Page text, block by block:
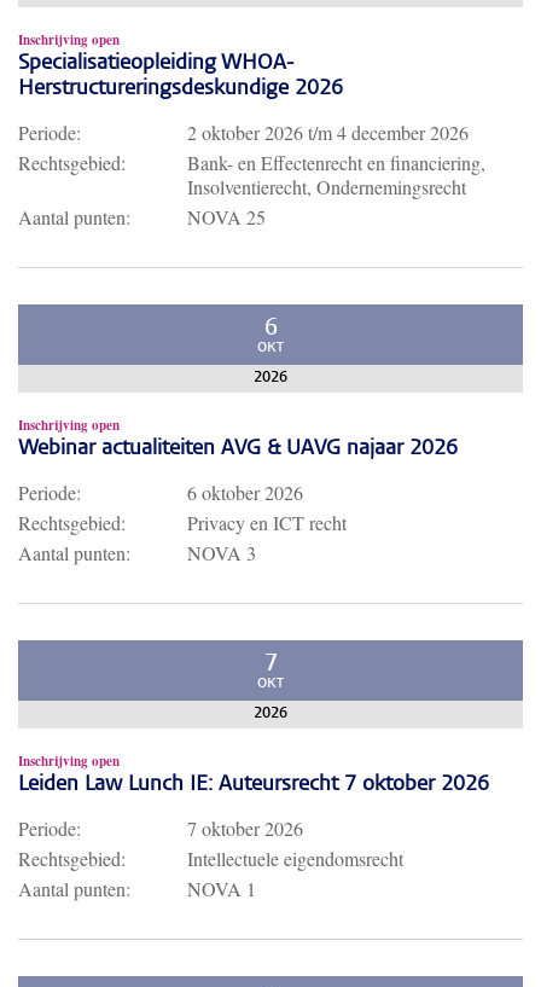
Inschrijving open
Specialisatieopleiding WHOA-
Herstructureringsdeskundige 2026
Periode: 2 oktober 2026t/m4 december 2026
Rechtsgebied:
Bank- en Effectenrecht en financiering,
Insolventierecht, Ondernemingsrecht
Aantal punten:
NOVA 25
6
OKT
2026
Inschrijving open
Webinar actualiteiten AVG & UAVG najaar 2026
Periode:
6 oktober 2026
Rechtsgebied:
Privacy en ICT recht
Aantal punten:
NOVA 3
7
OKT
2026
Inschrijving open
Leiden Law Lunch IE: Auteursrecht 7 oktober 2026
Periode:
7 oktober 2026
Rechtsgebied:
Intellectuele eigendomsrecht
Aantal punten:
NOVA 1